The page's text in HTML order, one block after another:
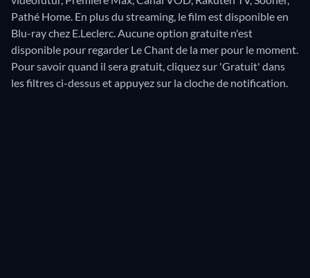
Pathé Home. En plus du streaming, le film est disponible en
Blu-ray chez E.Leclerc.Aucune option gratuite n'est
disponible pour regarder Le Chant de la mer pour le moment.
Pour savoir quand il sera gratuit, cliquez sur 'Gratuit' dans
les filtres ci-dessus et appuyez sur la cloche de notification.